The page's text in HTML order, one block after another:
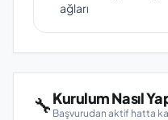
ağları
🔧Kurulum Nasıl
Başvurudan aktif hatta